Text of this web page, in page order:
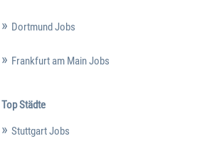
Dortmund Jobs
Frankfurt am Main Jobs
Top Städte
Stuttgart Jobs